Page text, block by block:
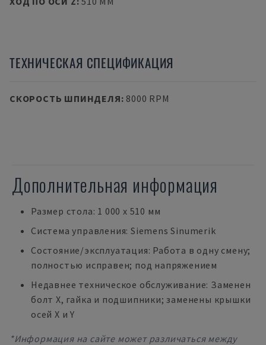
ТЕХНИЧЕСКАЯ СПЕЦИФИКАЦИЯ
СКОРОСТЬ ШПИНДЕЛЯ: 8000 RPM
Дополнительная информация
Размер стола: 1 000 x 510 мм
Система управления: Siemens Sinumerik
Состояние/эксплуатация: Работа в одну смену;
полностью исправен; под напряжением
Недавнее техническое обслуживание: Заменен
болт X, гайка и подшипники; заменены крышки
осей X и Y
*Информация на сайте может различаться между